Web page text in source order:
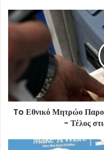
To Εθνικό Μητρώο
- Τέλος